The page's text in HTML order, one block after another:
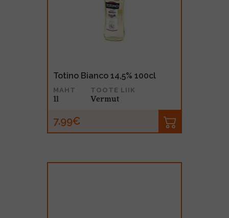
Totino Bianco 14,5% 100cl
MAHT
1l
TOOTE LIIK
Vermut
7.99€